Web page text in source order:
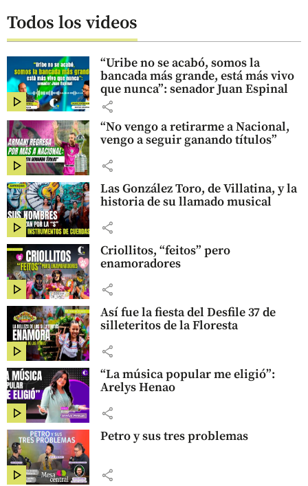
Todos los videos
“Uribe no se acabó, somos la
bancada más grande, está más vivo
que nunca”: senador Juan Espinal
share
“No vengo a retirarme a Nacional,
vengo a seguir ganando títulos”
share
Las González Toro, de Villatina, y la
historia de su llamado musical
share
Criollitos, “feitos” pero
enamoradores
share
Así fue la fiesta del Desfile 37 de
silleteritos de la Floresta
share
“La música popular me eligió”:
Arelys Henao
share
Petro y sus tres problemas
share